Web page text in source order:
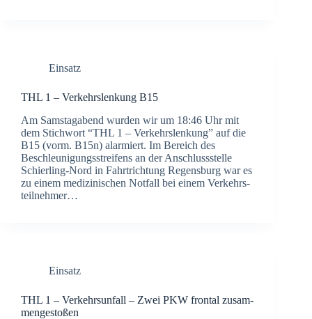
Einsatz
THL 1 – Ver­kehrs­len­kung B15
Am Sams­tag­abend wur­den wir um 18:46 Uhr mit
dem Stich­wort “THL 1 – Ver­kehrs­len­kung” auf die
B15 (vorm. B15n) alar­miert. Im Bereich des
Beschleu­ni­gungs­strei­fens an der Anschluss­stel­le
Schier­­ling-Nord in Fahrt­rich­tung Regens­burg war es
zu einem medi­zi­ni­schen Not­fall bei einem Ver­kehrs­
teil­neh­mer…
Einsatz
THL 1 – Ver­kehrs­un­fall – Zwei PKW fron­tal zusam­
men­ge­sto­ßen